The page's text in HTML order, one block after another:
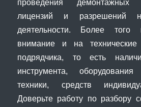
проведения демонтажных
лицензий и разрешений
деятельности. Более того
внимание и на
подрядчика, то есть
инструмента,
техники, средств
Доверьте работу по разбору